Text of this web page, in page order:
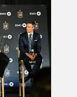
המגזין